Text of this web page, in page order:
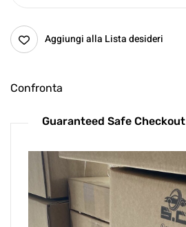
Aggiungi alla Lista desideri
Confronta
Guaranteed Safe Checkout